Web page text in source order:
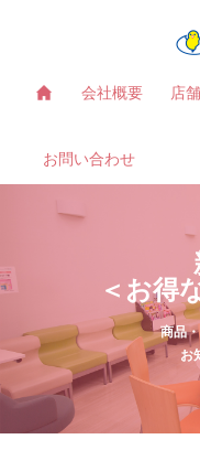
会社概要 店
お問い合わせ
＜お得
商品
お